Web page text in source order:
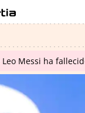
Messi ha